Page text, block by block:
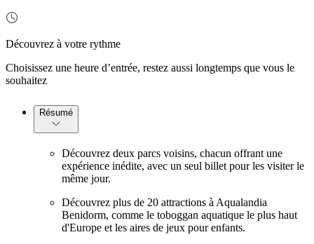
Découvrez à votre rythme
Choisissez une heure d’entrée, restez aussi longtemps que vous le
souhaitez
Résumé
Découvrez deux parcs voisins, chacun offrant une
expérience inédite, avec un seul billet pour les visiter le
même jour.
Découvrez plus de 20 attractions à Aqualandia
Benidorm, comme le toboggan aquatique le plus haut
d'Europe et les aires de jeux pour enfants.